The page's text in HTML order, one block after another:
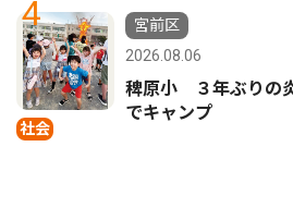
4
社会
宮前区
2026.08.06
稗原小 ３年ぶりの
でキャンプ